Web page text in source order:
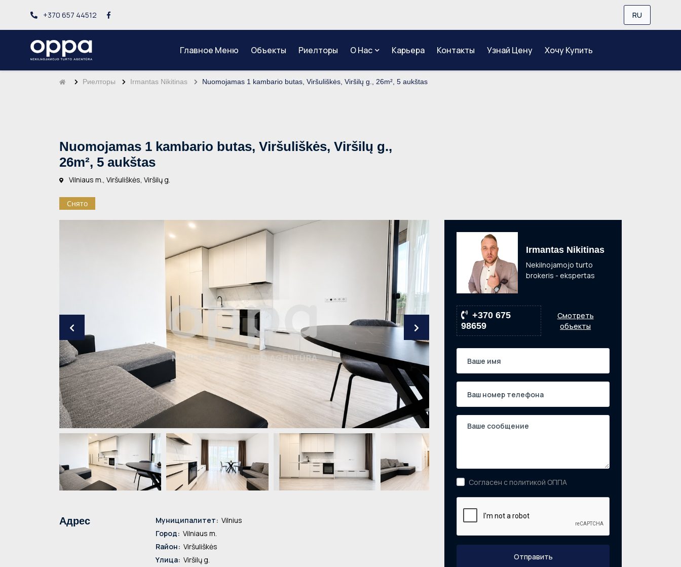
+370 657 44512 RU
Главное Меню Объекты Риелторы О Нас Карьера Контакты Узнай Цену Xочу Купить
Риелторы Irmantas Nikitinas Nuomojamas 1 kambario butas, Viršuliškės, Viršilų g., 26m², 5 aukštas
Nuomojamas 1 kambario butas, Viršuliškės, Viršilų g.,
26m², 5 aukštas
Vilniaus m., Viršuliškės, Viršilų g.
Снято
Адрес Mуниципалитет: Vilnius
Город: Vilniaus m.
Rайон: Viršuliškės
Yлица: Viršilų g.
Irmantas Nikitinas
Nekilnojamojo turto
brokeris - ekspertas
+370 675
98659
Смотреть
объекты
Согласен с политикой ОППА
Отправить